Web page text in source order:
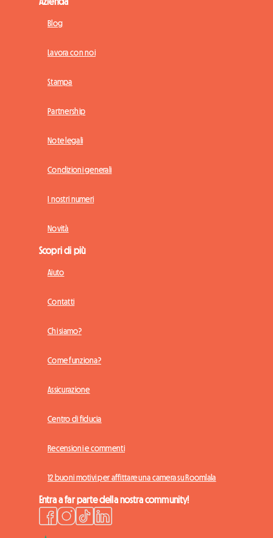
Blog
Lavora con noi
Stampa
Partnership
Note legali
Condizioni generali
I nostri numeri
Novità
Scopri di più
Aiuto
Contatti
Chi siamo?
Come funziona?
Assicurazione
Centro di fiducia
Recensioni e commenti
12 buoni motivi per affittare una camera su Roomlala
Entra a far parte della nostra community!